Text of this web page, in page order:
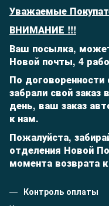
Уважаемые
ВНИМАНИЕ !!!
Ваш посылка,
Новой почты, 4
По
забрали свой заказ
день, ваш заказ
к нам.
Пожалуйста,
отделения Новой
момента возврата
Контроль оплаты